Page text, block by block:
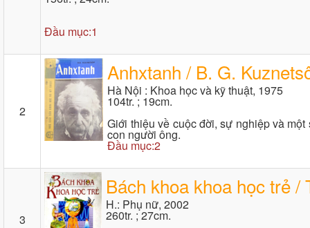
Đầu mục:1
2
Anhxtanh / B. G.
Hà Nội : Khoa học và kỹ thuật, 1975
104tr. ; 19cm.
Giới thiệu về cuộc đời, sự nghiệp và
con người ông.
Đầu mục:2
3
Bách khoa khoa học trẻ /
H.: Phụ nữ, 2002
260tr. ; 27cm.